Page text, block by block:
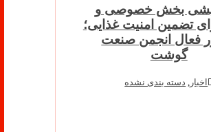
بخش خصوصی و
تضمین امنیت غذایی؛
فعال انجمن صنعت
گوشت
اخبار دسته بندی نشده